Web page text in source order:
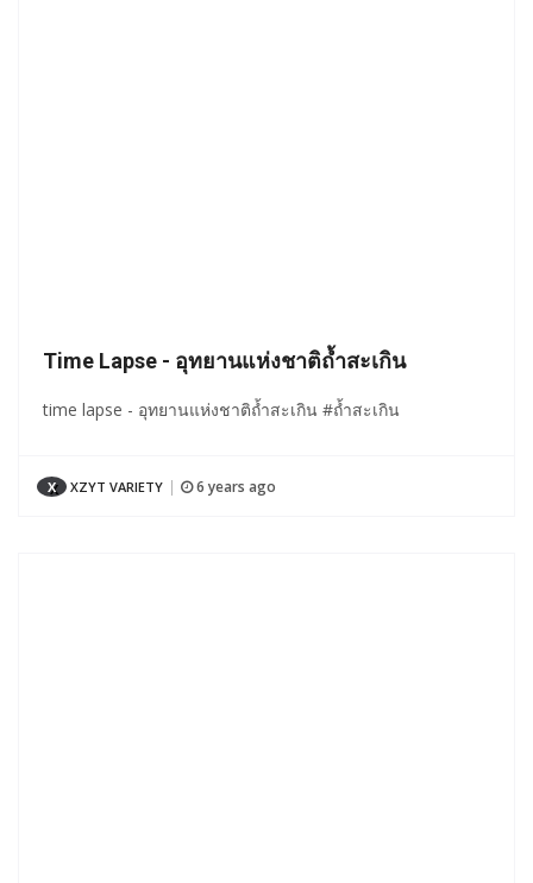
Time Lapse - อุทยานแห่งชาติถ้ำสะเกิน
time lapse - อุทยานแห่งชาติถ้ำสะเกิน #ถ้ำสะเกิน
X XZYT VARIETY 6 years ago